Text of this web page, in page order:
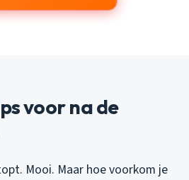
voor na de
Mooi. Maar hoe voorkom je